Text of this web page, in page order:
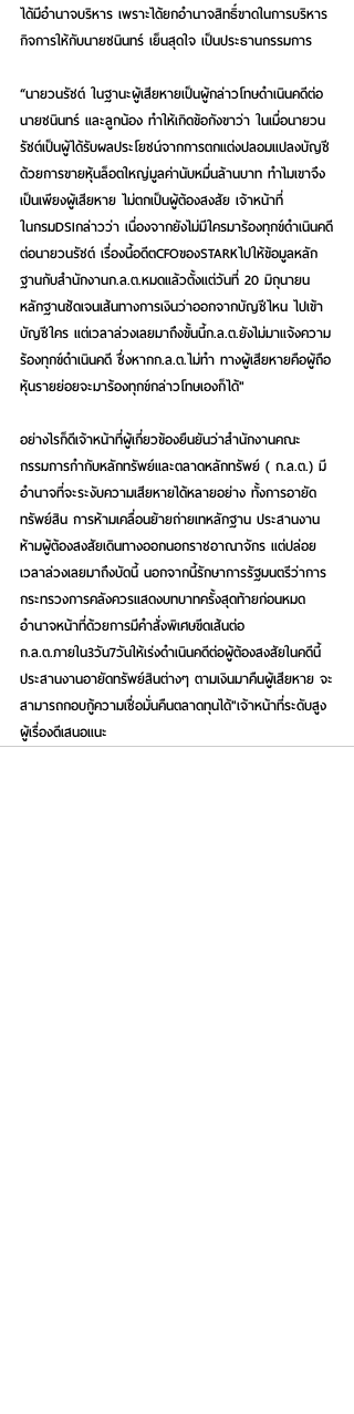
ได้มีอำนาจบริหาร เพราะได้ยกอำนาจสิทธิ์ขาดในการบริหาร
กิจการให้กับนายชนินทร์ เย็นสุดใจ เป็นประธานกรรมการ
“นายวนรัชต์ ในฐานะผู้เสียหายเป็นผู้กล่าวโทษดำเนินคดีต่อ
นายชนินทร์ และลูกน้อง ทำให้เกิดข้อกังขาว่า ในเมื่อนายวน
รัชต์เป็นผู้ได้รับผลประโยชน์จากการตกแต่งปลอมแปลงบัญชี
ด้วยการขายหุ้นล็อตใหญ่มูลค่านับหมื่นล้านบาท ทำไมเขาจึง
เป็นเพียงผู้เสียหาย ไม่ตกเป็นผู้ต้องสงสัย เจ้าหน้าที่
ในกรมDSIกล่าวว่า เนื่องจากยังไม่มีใครมาร้องทุกข์ดำเนินคดี
ต่อนายวนรัชต์ เรื่องนี้อดีตCFOของSTARKไปให้ข้อมูลหลัก
ฐานกับสำนักงานก.ล.ต.หมดแล้วตั้งแต่วันที่ 20 มิถุนายน
หลักฐานชัดเจนเส้นทางการเงินว่าออกจากบัญชีไหน ไปเข้า
บัญชีใคร แต่เวลาล่วงเลยมาถึงขั้นนี้ก.ล.ต.ยังไม่มาแจ้งความ
ร้องทุกข์ดำเนินคดี ซึ่งหากก.ล.ต.ไม่ทำ ทางผู้เสียหายคือผู้ถือ
หุ้นรายย่อยจะมาร้องทุกข์กล่าวโทษเองก็ได้"
อย่างไรก็ดีเจ้าหน้าที่ผู้เกี่ยวข้องยืนยันว่าสำนักงานคณะ
กรรมการกำกับหลักทรัพย์และตลาดหลักทรัพย์ ( ก.ล.ต.) มี
อำนาจที่จะระงับความเสียหายได้หลายอย่าง ทั้งการอายัด
ทรัพย์สิน การห้ามเคลื่อนย้ายถ่ายเทหลักฐาน ประสานงาน
ห้ามผู้ต้องสงสัยเดินทางออกนอกราชอาณาจักร แต่ปล่อย
เวลาล่วงเลยมาถึงบัดนี้ นอกจากนี้รักษาการรัฐมนตรีว่าการ
กระทรวงการคลังควรแสดงบทบาทครั้งสุดท้ายก่อนหมด
อำนาจหน้าที่ด้วยการมีคำสั่งพิเศษขีดเส้นต่อ
ก.ล.ต.ภายใน3วัน7วันให้เร่งดำเนินคดีต่อผู้ต้องสงสัยในคดีนี้
ประสานงานอายัดทรัพย์สินต่างๆ ตามเงินมาคืนผู้เสียหาย จะ
สามารถกอบกู้ความเชื่อมั่นคืนตลาดทุนได้"เจ้าหน้าที่ระดับสูง
ผู้เรื่องดีเสนอแนะ